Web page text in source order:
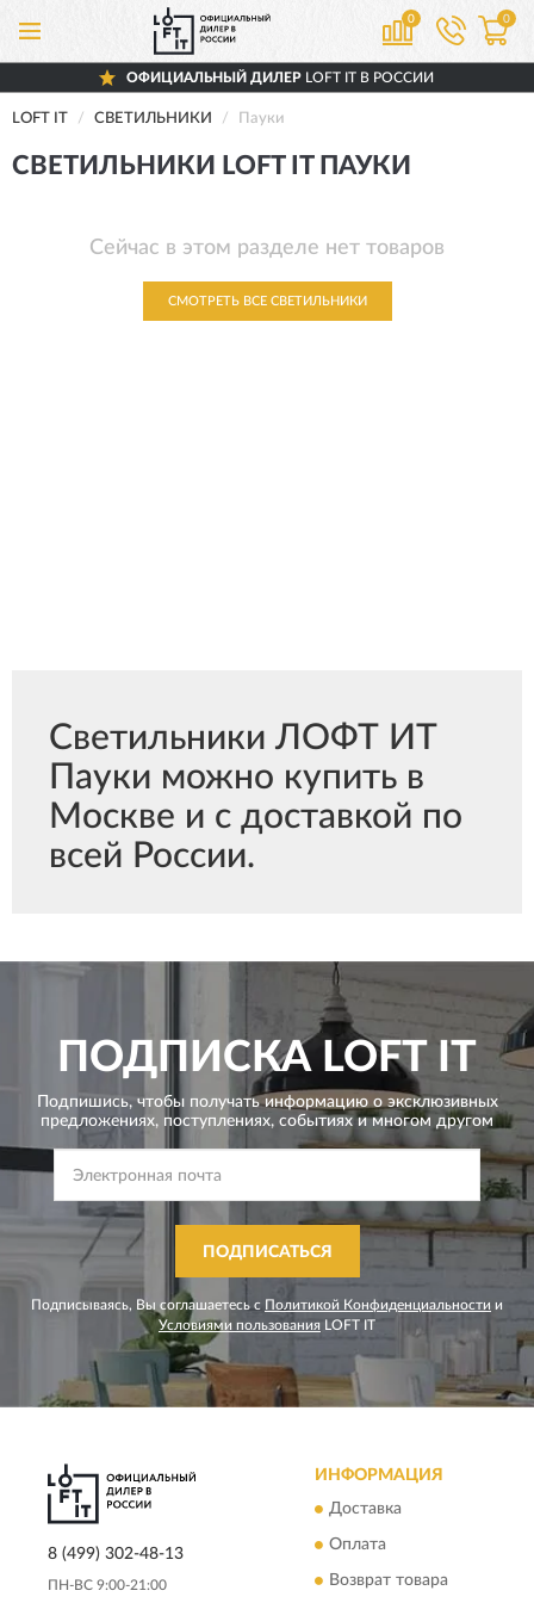
0 0
ОФИЦИАЛЬНЫЙ ДИЛЕРLOFT IT В РОССИИ
LOFT IT СВЕТИЛЬНИКИ Пауки
СВЕТИЛЬНИКИ LOFT IT ПАУКИ
Сейчас в этом разделе нет товаров
СМОТРЕТЬ ВСЕ СВЕТИЛЬНИКИ
Светильники ЛОФТ ИТ
Пауки можно купить в
Москве и с доставкой по
всей России.
ПОДПИСКА LOFT IT
Подпишись, чтобы получать информацию о эксклюзивных
предложениях, поступлениях, событиях и многом другом
ПОДПИСАТЬСЯ
Подписываясь, Вы соглашаетесь с Политикой Конфиденциальности и
Условиями пользования LOFT IT
8 (499) 302-48-13
ПН-ВС 9:00-21:00
ИНФОРМАЦИЯ
Доставка
Оплата
Возврат товара